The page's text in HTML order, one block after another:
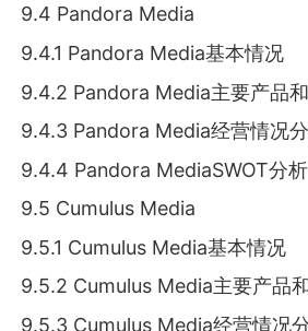
9.4 Pandora Media
9.4.1 Pandora Media基本情况
9.4.2 Pandora Media主要产品
9.4.3 Pandora Media经营情况
9.4.4 Pandora MediaSWOT分析
9.5 Cumulus Media
9.5.1 Cumulus Media基本情况
9.5.2 Cumulus Media主要产品
9.5.3 Cumulus Media经营情况